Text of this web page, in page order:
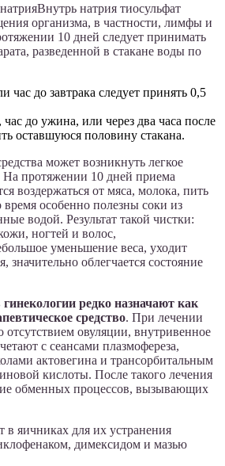
Внутрь натрия тиосульфат
организма, в частности, лимфы и
10 дней следует принимать
разведенной в стакане воды по
час до завтрака следует принять 0,5
час до ужина, или через два часа после
оставшуюся половину стакана.
может возникнуть легкое
На протяжении 10 дней приема
воздержаться от мяса, молока, пить
особенно полезны соки из
водой. Результат такой чистки:
ногтей и волос,
уменьшение веса, уходит
значительно облегчается состояние
редко назначают как
средство. При лечении
отсутствием овуляции, внутривенное
с сеансами плазмофереза,
актовегина и трансорбитальным
кислоты. После такого лечения
обменных процессов, вызывающих
яичниках для их устранения
димексидом и мазью